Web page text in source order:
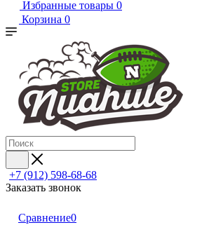
Избранные товары 0
Корзина 0
+7 (912) 598-68-68
Заказать звонок
Сравнение0